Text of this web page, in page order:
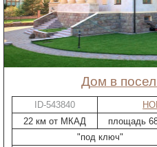
дом в
ID-543840
22 км от МКАД
площадь
"под ключ"